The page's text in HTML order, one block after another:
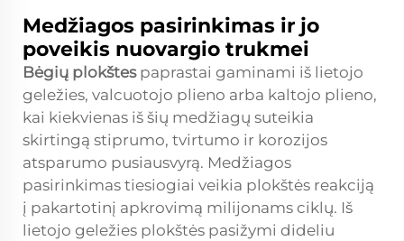
Medžiagos pasirinkimas ir jo
poveikis nuovargio trukmei
Bėgių plokštes paprastai gaminami iš lietojo
geležies, valcuotojo plieno arba kaltojo plieno,
kai kiekvienas iš šių medžiagų suteikia
skirtingą stiprumo, tvirtumo ir korozijos
atsparumo pusiausvyrą. Medžiagos
pasirinkimas tiesiogiai veikia plokštės reakciją
į pakartotinį apkrovimą milijonams ciklų. Iš
lietojo geležies plokštės pasižymi dideliu